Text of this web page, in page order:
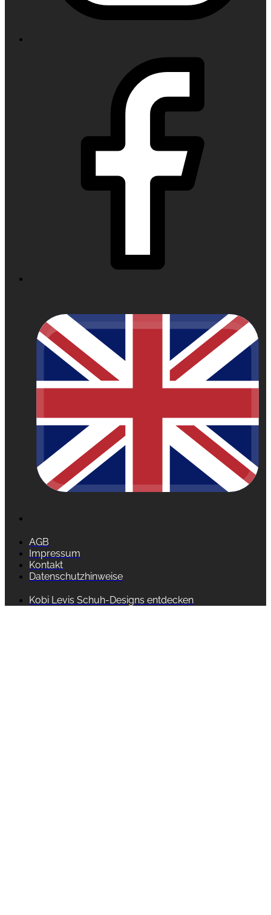
AGB
Impressum
Kontakt
Datenschutzhinweise
Kobi Levis Schuh-Designs entdecken